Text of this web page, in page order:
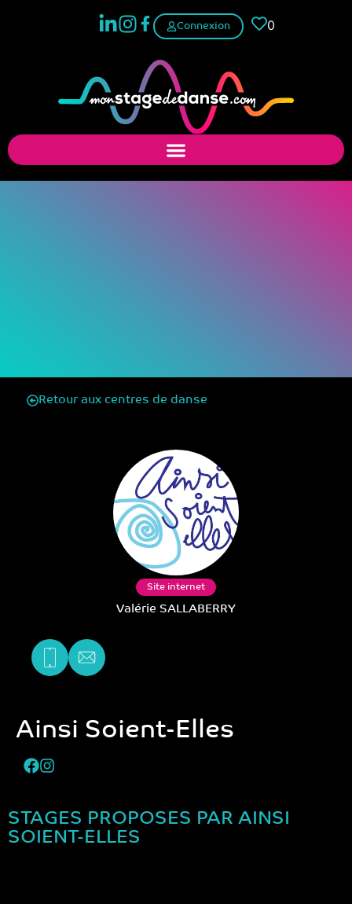
Connexion 0
Retour aux centres de danse
Site internet
Valérie SALLABERRY
Ainsi Soient-Elles
STAGES PROPOSES PAR AINSI
SOIENT-ELLES